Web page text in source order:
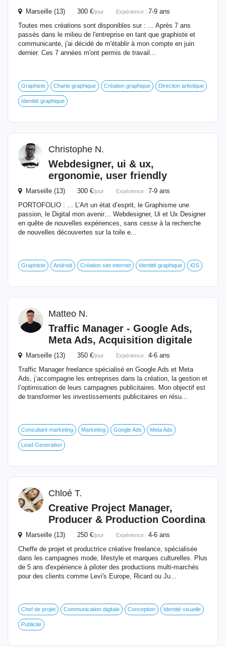
Marseille (13) 300 €/jour Expérience : 7-9 ans
Toutes mes créations sont disponibles sur : ... Après 7 ans
passés dans le milieu de l'entreprise en tant que graphiste et
communicante, j'ai décidé de m'établir à mon compte en juin
dernier. Ces 7 années m'ont permis de travail...
Graphiste Charte graphique Création graphique Direction artistique
Identité graphique
Christophe N.
Webdesigner, ui & ux,
ergonomie, user friendly
Marseille (13) 300 €/jour Expérience : 7-9 ans
PORTOFOLIO : ... L’Art un état d’esprit, le Graphisme une
passion, le Digital mon avenir… Webdesigner, Ui et Ux Designer
en quête de nouvelles expériences, sans cesse à la recherche
de nouvelles découvertes sur la toile e...
Graphiste Android Création site internet Identité graphique iOS
Matteo N.
Traffic Manager - Google Ads,
Meta Ads, Acquisition digitale
Marseille (13) 350 €/jour Expérience : 4-6 ans
Traffic Manager freelance spécialisé en Google Ads et Meta
Ads, j’accompagne les entreprises dans la création, la gestion et
l’optimisation de leurs campagnes publicitaires. Mon objectif est
de transformer les investissements publicitaires en résu...
Consultant marketing Marketing Google Ads Meta Ads
Lead Generation
Chloé T.
Creative Project Manager,
Producer & Production Coordina
Marseille (13) 250 €/jour Expérience : 4-6 ans
Cheffe de projet et productrice créative freelance, spécialisée
dans les campagnes mode, lifestyle et marques culturelles. Plus
de 5 ans d'expérience à piloter des productions multi-marchés
pour des clients comme Levi's Europe, Ricard ou Ju...
Chef de projet Communication digitale Conception Identité visuelle
Publicité